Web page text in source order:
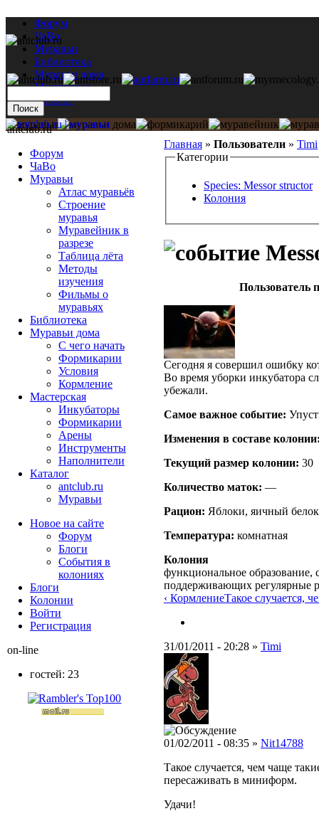
Форум
ЧаВо
Муравьи
Библиотека
Муравьи дома
Мастерская
Каталог
Главная » Пользователи » Timi
Категории
Species: Messor structor
Колония
Пользователь
Сегодня я совершил ошибку
Во время уборки инкубатора
убежали.
Самое важное событие:
Изменения в составе
Текущий размер кoлонии: 30
Количество маток: —
Рацион: Яблоки, яичный
Температура: комнатная
Колония
функциональное образование,
поддерживающих регулярные
‹ КормлениеТакое случается,
31/01/2011 - 20:28 » Timi
01/02/2011 - 08:35 » Nit14788
Такое случается, чем чаще
пересаживать в миниформ.
Удачи!
antclub.ru
Форум
ЧаВо
Муравьи
Атлас муравьёв
Строение
муравья
Муравейник в
разрезе
Таблица лёта
Методы
изучения
Фильмы о
муравьях
Библиотека
Муравьи дома
С чего начать
Формикарии
Условия
Кормление
Мастерская
Инкубаторы
Формикарии
Арены
Инструменты
Наполнители
Каталог
antclub.ru
Муравьи
Новое на сайте
Форум
Блоги
События в
колониях
Блоги
Колонии
Войти
Peгиcтpaция
on-line
гостей: 23